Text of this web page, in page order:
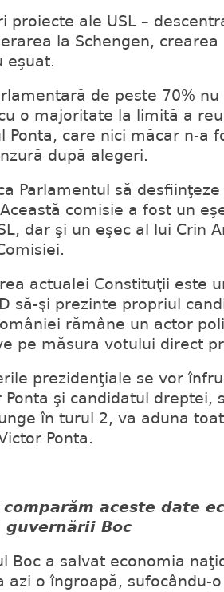
proiecte ale USL –
la Schengen,
eşuat.
de peste 70%
o majoritate la limită a
Ponta, care nici măcar n-a
după alegeri.
să desfiinţeze
comisie a fost un
dar şi un eşec al lui Crin
actualei Constituţii este
să-şi prezinte propriul
rămâne un actor
pe măsura votului direct
prezidenţiale se vor
şi candidatul dreptei,
în turul 2, va aduna
Ponta.
comparăm aceste date
Boc
a salvat economia
azi o îngroapă, sufocându-